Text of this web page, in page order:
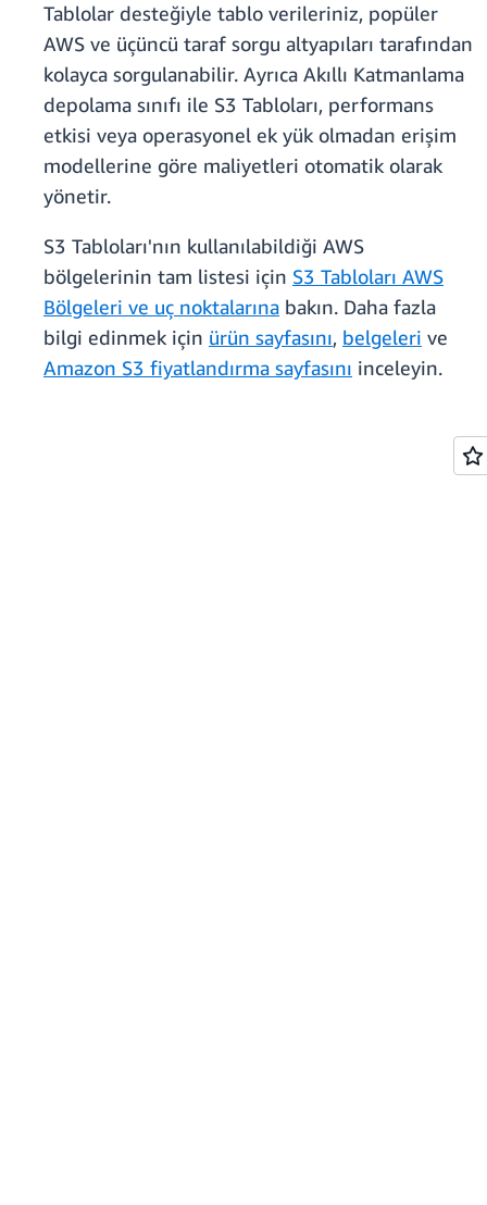
Tablolar desteğiyle tablo verileriniz, popüler
AWS ve üçüncü taraf sorgu altyapıları tarafından
kolayca sorgulanabilir. Ayrıca Akıllı Katmanlama
depolama sınıfı ile S3 Tabloları, performans
etkisi veya operasyonel ek yük olmadan erişim
modellerine göre maliyetleri otomatik olarak
yönetir.
S3 Tabloları'nın kullanılabildiği AWS
bölgelerinin tam listesi için S3 Tabloları AWS
Bölgeleri ve uç noktalarına bakın. Daha fazla
bilgi edinmek için ürün sayfasını, belgeleri ve
Amazon S3 fiyatlandırma sayfasını inceleyin.